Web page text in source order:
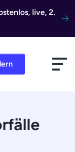
live, 2.